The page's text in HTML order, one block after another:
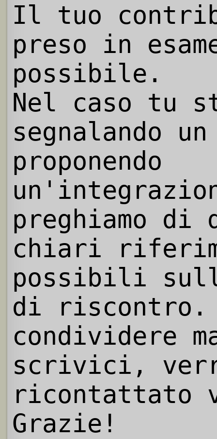
Il tuo
preso in
possibile.
Nel caso tu
segnalando
proponendo
preghiamo
chiari
possibili
di riscontro.
condividere
scrivici,
ricontattato
Grazie!